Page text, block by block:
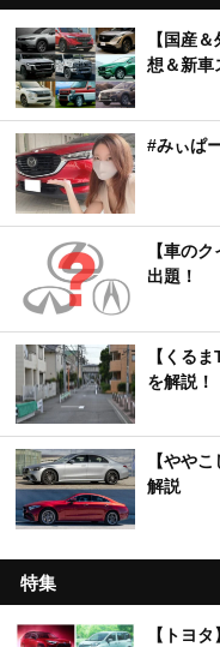
【国産
想＆新車
#みぃぱ
【車の
出題！
【くる
を解説！
【やや
解説
特集
【トヨ